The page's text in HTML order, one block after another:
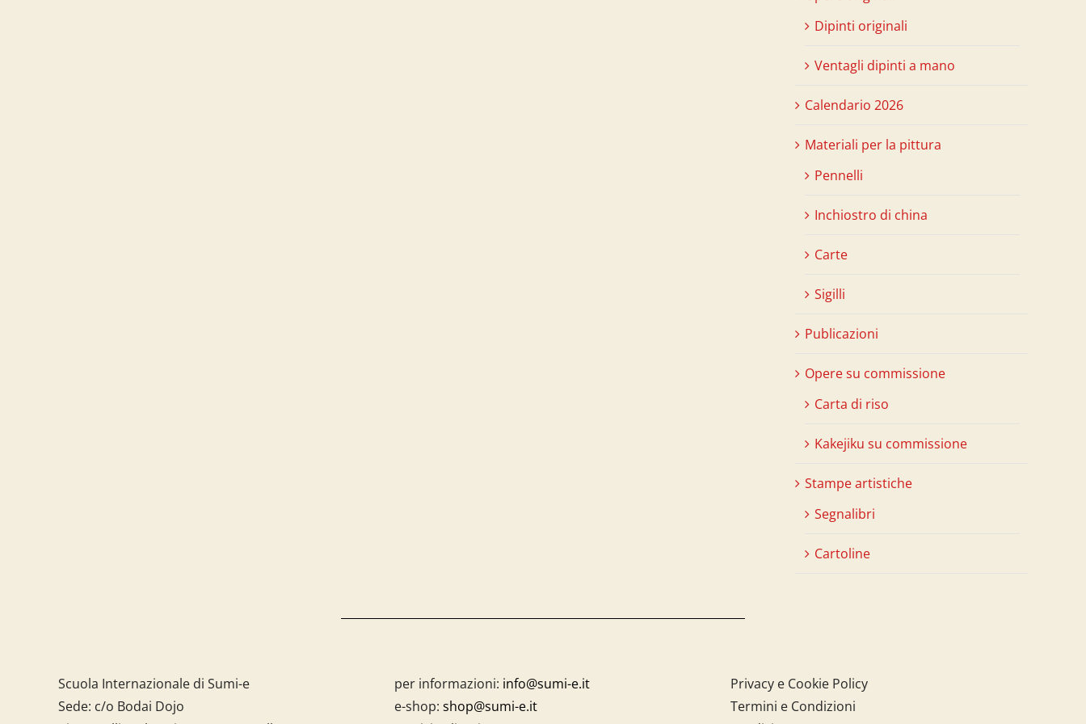
Dipinti originali
Ventagli dipinti a mano
Calendario 2026
Materiali per la pittura
Pennelli
Inchiostro di china
Carte
Sigilli
Publicazioni
Opere su commissione
Carta di riso
Kakejiku su commissione
Stampe artistiche
Segnalibri
Cartoline
Scuola Internazionale di Sumi-e
Sede: c/o Bodai Dojo
per informazioni: info@sumi-e.it
e-shop: shop@sumi-e.it
Privacy e Cookie Policy
Termini e Condizioni